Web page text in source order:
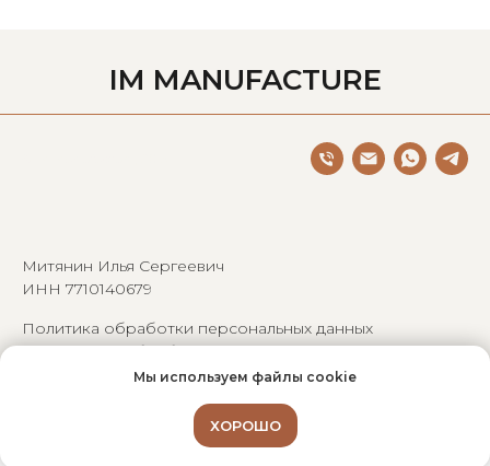
IM MANUFACTURE
Митянин Илья Сергеевич
ИНН 7710140679
Политика обработки персональных данных
Согласие на обработку персональных данных
Мы используем файлы cookie
ХОРОШО